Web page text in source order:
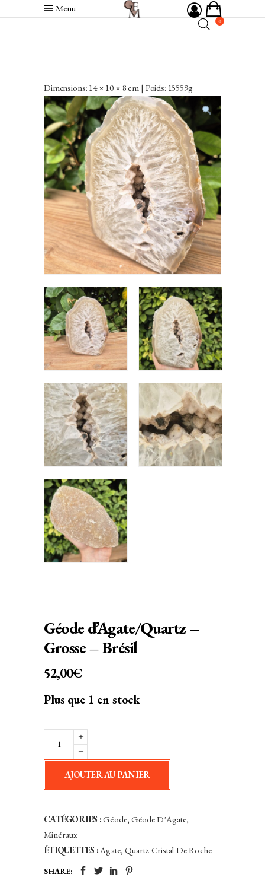
Menu
0
Dimensions: 14 × 10 × 8 cm | Poids: 15559g
Géode d’Agate/Quartz –
Grosse – Brésil
52,00€
Plus que 1 en stock
d'Agate/Quartz
Brésil
AJOUTER AU PANIER
CATÉGORIES :Géode, Géode D'Agate,
Minéraux
ÉTIQUETTES :Agate, Quartz Cristal De Roche
SHARE: